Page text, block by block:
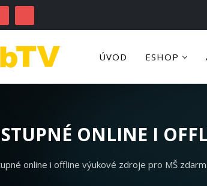
ÚVOD ESHOP
ONLINE I
online i offline výukové zdroje pro MŠ